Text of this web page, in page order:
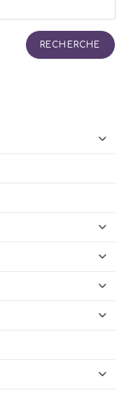
RECHERCHE